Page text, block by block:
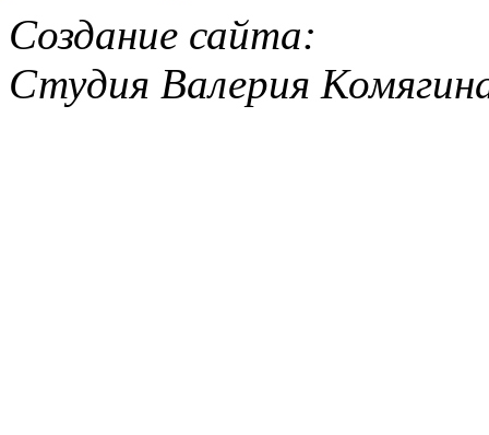
Создание сайта:
Студия Валерия